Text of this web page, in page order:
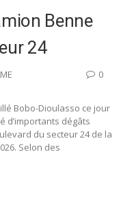
Benne
24
0
Bobo-Dioulasso ce jour
d’importants dégâts
du secteur 24 de la
Selon des